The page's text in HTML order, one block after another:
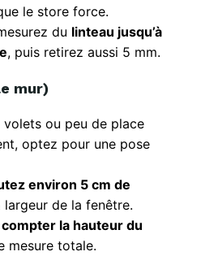
le store force.
du linteau jusqu’à
, puis retirez aussi 5 mm.
mur)
volets ou peu de place
optez pour une pose
environ 5 cm de
largeur de la fenêtre.
compter la hauteur du
mesure totale.